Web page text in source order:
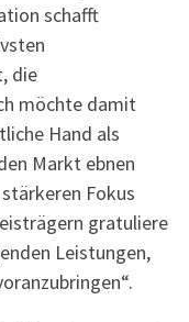
schafft
die
möchte damit
Hand als
Markt ebnen
Fokus
gratuliere
Leistungen,